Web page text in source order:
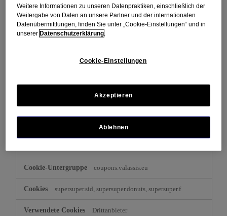
etwa dem Festlegen Ihrer Datenschutzeinstellungen, dem Anmelden
oder dem Ausfüllen von Formularen. Sie können Ihren Browser so
einstellen, dass diese Cookies blockiert oder Sie über diese Cookies
benachrichtigt werden. Einige Bereiche der Website funktionieren
Cookies
OptanonAlertBoxClosed,OptanonConsent
Erstanbieter
364 Tage, 364 Tage
coupons.valassis.eu
supersuper.sid, supersuper.donuts, supersuper.f
Drittanbieter
Weitere Informationen zu unseren Datenpraktiken, einschließlich der
Weitergabe von Daten an unsere Partner und der internationalen
Datenübermittlungen, finden Sie unter „Cookie-Einstellungen“ und in
unserer Datenschutzerklärung
Cookie-Einstellungen
Ablehnen
Akzeptieren